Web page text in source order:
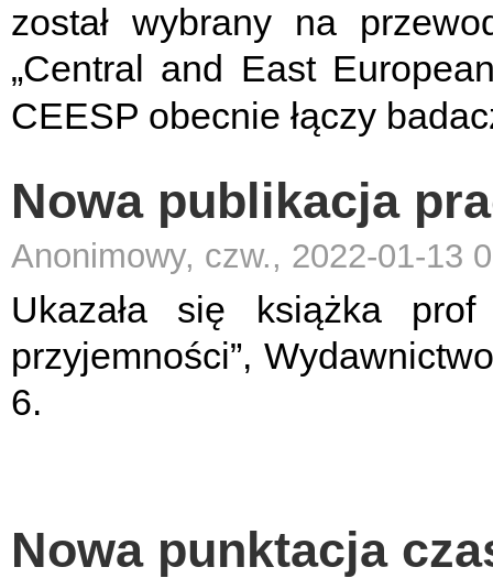
został wybrany na
„Central and East
CEESP obecnie łączy
Nowa publikacja
Anonimowy, czw., 2022-01-13
Ukazała się książka
przyjemności”,
6.
Nowa punktacja